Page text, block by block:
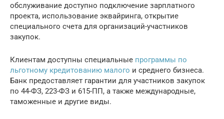
обслуживание доступно подключение зарплатного
проекта, использование эквайринга, открытие
специального счета для организаций-участников
закупок.
Клиентам доступны специальные программы по
льготному кредитованию малого и среднего бизнеса.
Банк предоставляет гарантии для участников закупок
по 44-ФЗ, 223-ФЗ и 615-ПП, а также международные,
таможенные и другие виды.